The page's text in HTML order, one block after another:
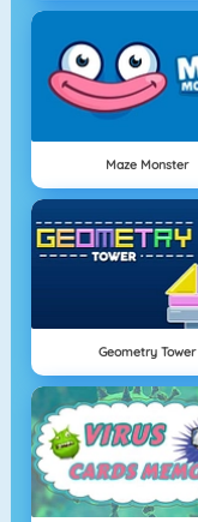
Maze Monster
Geometry Tower